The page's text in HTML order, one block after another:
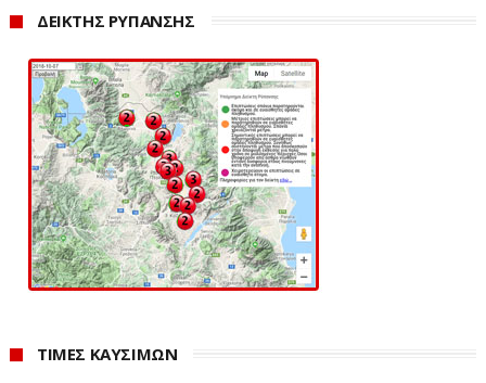
ΔΕΙΚΤΗΣ ΡΥΠΑΝΣΗΣ
ΤΙΜΕΣ ΚΑΥΣΙΜΩΝ